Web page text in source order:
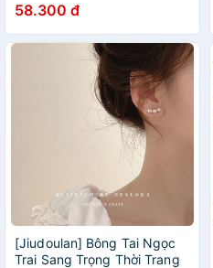
Cho Bạn Nữ
58.300 đ
[Jiudoulan] Bông Tai Ngọc
Trai Sang Trọng Thời Trang